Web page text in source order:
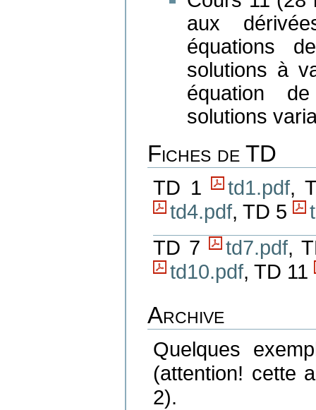
aux
équations
solutions à
équation
solutions
Fiches de TD
TD 1 td1.pdf,
td4.pdf, TD 5
TD 7
td7.pdf,
td10.pdf, TD 11
Archive
Quelques
(attention! cette
2).